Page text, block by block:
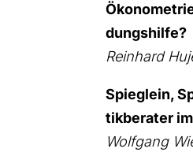
dungs­hil­fe?
Rein­hard
Spieg­lein,
tik­be­ra­ter
Wolf­gang